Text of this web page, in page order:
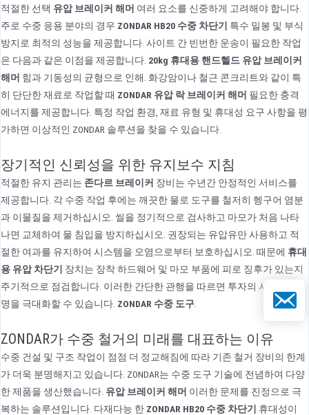
적절한 선택 유압 브레이커 해머 여러 요소를 신중하게 고려해야 합니다.
주로 수중 응용 분야의 경우 ZONDAR HB20 수중 차단기
특수 밀봉 및 부식
방지로 최적의 성능을 제공합니다. 사이트 간 빈번한 운송이 필요한 작업
은 다음과 같은 이점을 제공합니다. 20kg 휴대용 핸드헬드 유압 브레이커
해머 힘과 기동성의 균형으로 인해. 화강암이나 철근 콘크리트와 같이 특
히 단단한 재료로 작업할 때 ZONDAR 유압 락 브레이커 해머 필요한 충격
에너지를 제공합니다. 특정 작업 환경, 재료 유형 및 휴대성 요구 사항을 평
가하면 이상적인 ZONDAR 솔루션을 찾을 수 있습니다.
장기적인 신뢰성을 위한 유지보수 지침
적절한 유지 관리는 존다르 브레이커 장비는 수년간 안정적인 서비스를
제공합니다. 각 수중 작업 후에는 깨끗한 물로 도구를 철저히 헹구어 염분
과 이물질을 제거하십시오. 씰을 정기적으로 검사하고 마모가 처음 나타
나면 교체하여 물 침입을 방지하십시오. 권장되는 유압유만 사용하고 적
절한 여과를 유지하여 시스템을 오염으로부터 보호하십시오. 때문에 휴대
용 유압 차단기
장치는 장착 하드웨어 및 마모 부품에 피로 징후가 있는지
주기적으로 점검합니다. 이러한 간단한 관행을 따르면 투자의 서비스 수
명을 극대화할 수 있습니다. ZONDAR 수중 도구
ZONDAR가 수중 철거의 미래를 대표하는 이유
수중 건설 및 구조 작업이 점점 더 정교해짐에 따라 기존 철거 장비의 한계
가 더욱 분명해지고 있습니다. ZONDAR는 수중 도구 기술에 전념하여 다양
한 제품을 생산했습니다. 유압 브레이커 해머 이러한 문제를 진정으로 극
복하는 솔루션입니다. 다재다능 한 ZONDAR HB20 수중 차단기
휴대성이
이메일